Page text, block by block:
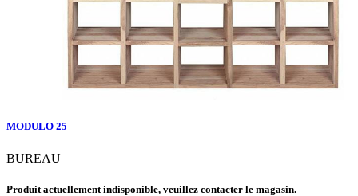
MODULO 25
BUREAU
Produit actuellement indisponible, veuillez contacter le magasin.